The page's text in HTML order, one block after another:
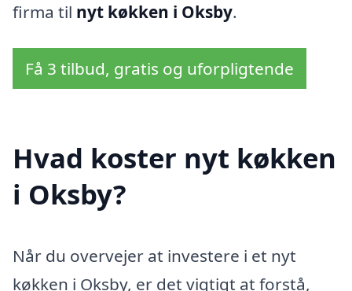
firma til nyt køkken i Oksby.
Få 3 tilbud, gratis og uforpligtende
Hvad koster nyt køkken
i Oksby?
Når du overvejer at investere i et nyt
køkken i Oksby, er det vigtigt at forstå,